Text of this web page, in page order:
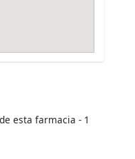
esta farmacia - 1